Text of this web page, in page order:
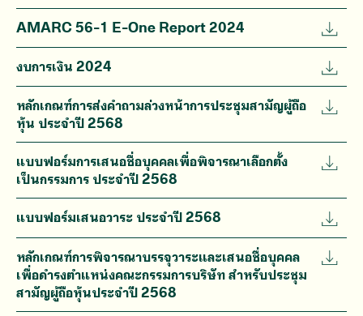
AMARC 56-1 E-One Report 2024
งบการเงิน 2024
หลักเกณฑ์การส่งคำถามล่วงหน้าการประชุมสามัญผู้ถือ
หุ้น ประจำปี 2568
แบบฟอร์มการเสนอชื่อบุคคลเพื่อพิจารณาเลือกตั้ง
เป็นกรรมการ ประจำปี 2568
แบบฟอร์มเสนอวาระ ประจำปี 2568
หลักเกณฑ์การพิจารณาบรรจุวาระและเสนอชื่อบุคคล
เพื่อดำรงตำแหน่งคณะกรรมการบริษัท สำหรับประชุม
สามัญผู้ถือหุ้นประจำปี 2568